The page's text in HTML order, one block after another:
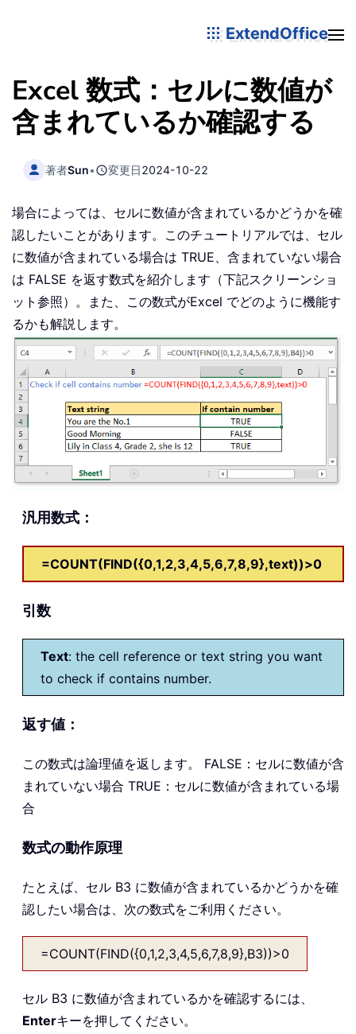
ExtendOffice
Excel 数式：セルに数値が
含まれているか確認する
著者Sun• 変更日2024-10-22
場合によっては、セルに数値が含まれているかどうかを確
認したいことがあります。このチュートリアルでは、セル
に数値が含まれている場合は TRUE、含まれていない場合
は FALSE を返す数式を紹介します（下記スクリーンショ
ット参照）。また、この数式がExcel でどのように機能す
るかも解説します。
汎用数式：
=COUNT(FIND({0,1,2,3,4,5,6,7,8,9},text))>0
引数
Text: the cell reference or text string you want
to check if contains number.
返す値：
この数式は論理値を返します。 FALSE：セルに数値が含
まれていない場合 TRUE：セルに数値が含まれている場
合
数式の動作原理
たとえば、セル B3 に数値が含まれているかどうかを確
認したい場合は、次の数式をご利用ください。
=COUNT(FIND({0,1,2,3,4,5,6,7,8,9},B3))>0
セル B3 に数値が含まれているかを確認するには、
Enterキーを押してください。